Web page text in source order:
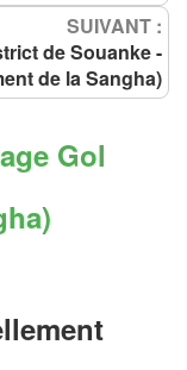
SUIVANT :
de Souanke -
de la Sangha)
Gol